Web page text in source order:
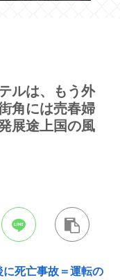
ルは、もう外
角には売春婦
展途上国の風
に死亡事故＝運転の